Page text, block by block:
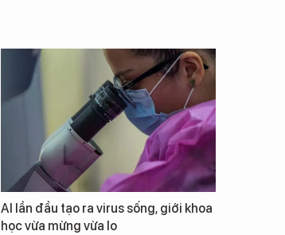
AI lần đầu tạo ra virus sống, giới khoa
học vừa mừng vừa lo